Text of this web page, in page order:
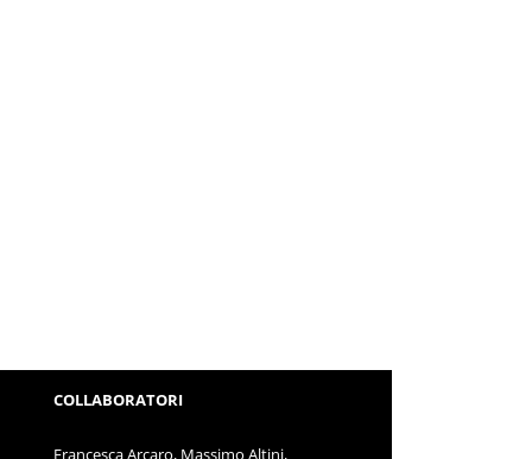
COLLABORATORI
Francesca Arcaro, Massimo Altini,